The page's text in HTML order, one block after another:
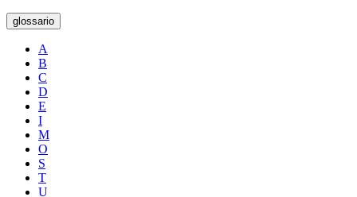
glossario
A
B
C
D
E
I
M
O
S
T
U